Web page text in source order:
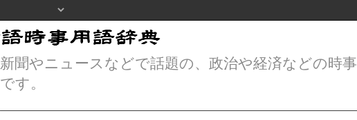
新聞やニュースなどで話題の、政治や経済などの時
です。